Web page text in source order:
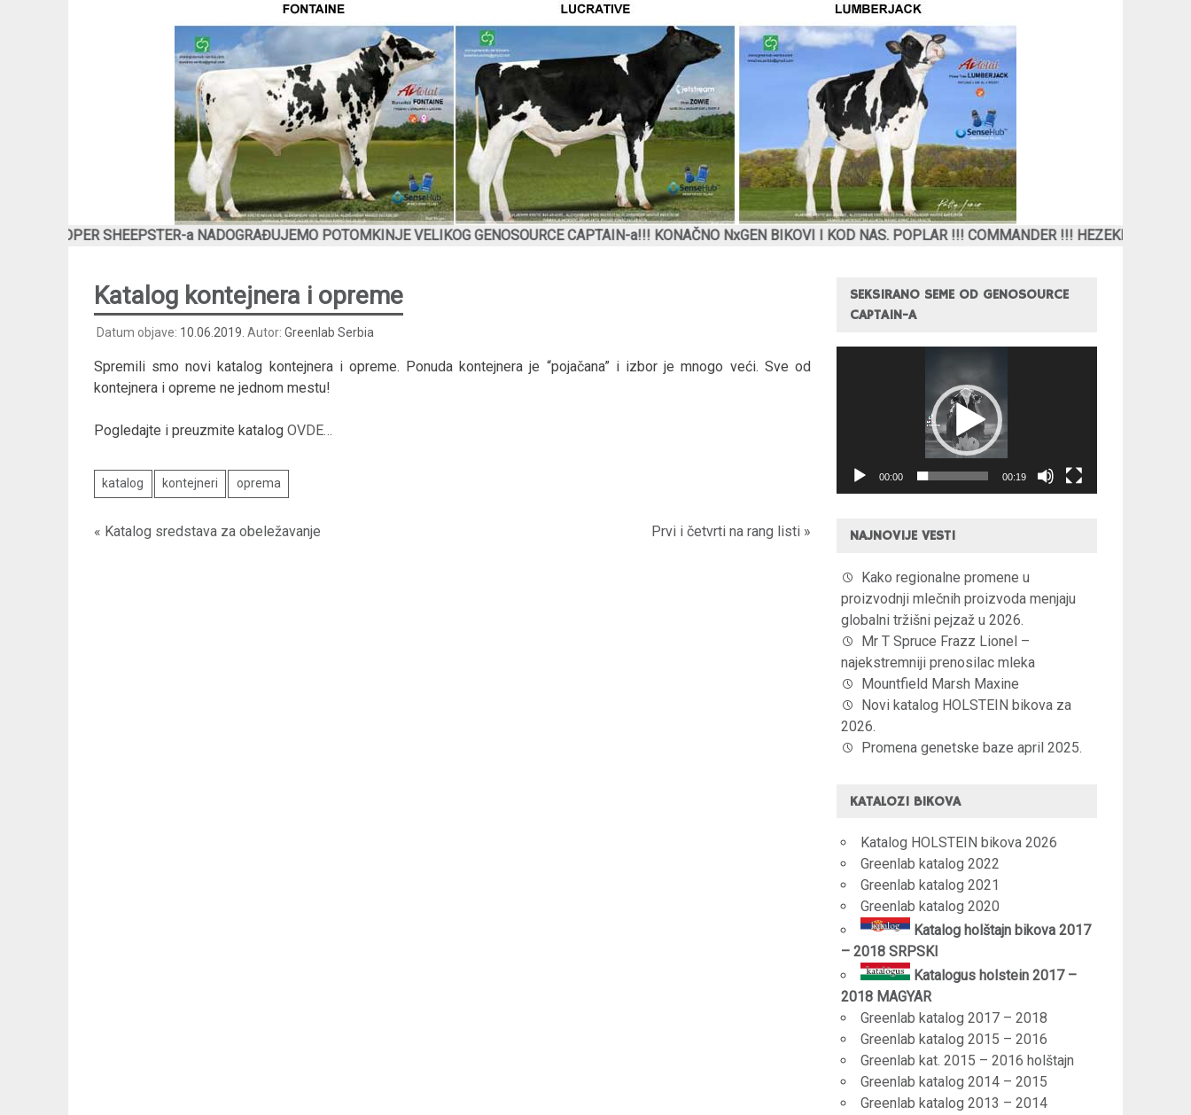
SHEEPSTER-a NADOGRAĐUJEMO POTOMKINJE VELIKOG GENOSOURCE CAPTAIN-a!!! KONAČNO NxGEN BIKOVI I KOD NAS. POPLAR !!! COMMANDER !!! HEZEKIAH !!! SKEET !!!
Katalog kontejnera i opreme
Datum objave: 10.06.2019. Autor: Greenlab Serbia
Spremili smo novi katalog kontejnera i opreme. Ponuda kontejnera je “pojačana” i izbor je mnogo veći. Sve od
kontejnera i opreme ne jednom mestu!
Pogledajte i preuzmite katalog OVDE…
katalog kontejneri oprema
« Katalog sredstava za obeležavanje Prvi i četvrti na rang listi »
SEKSIRANO SEME OD GENOSOURCE
CAPTAIN-A
00:00 00:19
NAJNOVIJE VESTI
Kako regionalne promene u
proizvodnji mlečnih proizvoda menjaju
globalni tržišni pejzaž u 2026.
Mr T Spruce Frazz Lionel –
najekstremniji prenosilac mleka
Mountfield Marsh Maxine
Novi katalog HOLSTEIN bikova za
2026.
Promena genetske baze april 2025.
KATALOZI BIKOVA
Katalog HOLSTEIN bikova 2026
Greenlab katalog 2022
Greenlab katalog 2021
Greenlab katalog 2020
Katalog holštajn bikova 2017
– 2018 SRPSKI
Katalogus holstein 2017 –
2018 MAGYAR
Greenlab katalog 2017 – 2018
Greenlab katalog 2015 – 2016
Greenlab kat. 2015 – 2016 holštajn
Greenlab katalog 2014 – 2015
Greenlab katalog 2013 – 2014